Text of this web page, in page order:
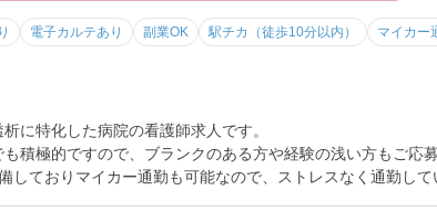
電子カルテあり 副業OK 駅チカ（徒歩10分以内） マイカー
に特化した病院の看護師求人です。
積極的ですので、ブランクのある方や経験の浅い方もご応募
しておりマイカー通勤も可能なので、ストレスなく通勤して